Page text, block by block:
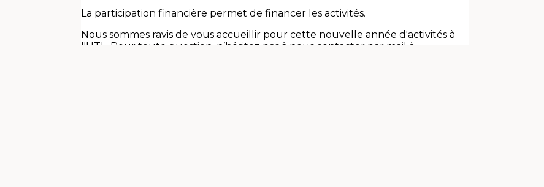
La participation financière permet de financer les activités.
Nous sommes ravis de vous accueillir pour cette nouvelle année d'activités à
l'UTL. Pour toute question, n’hésitez pas à nous contacter par mail à